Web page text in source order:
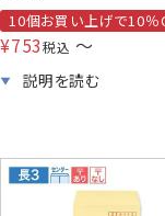
10個お買い上げで10％
¥753税込 〜